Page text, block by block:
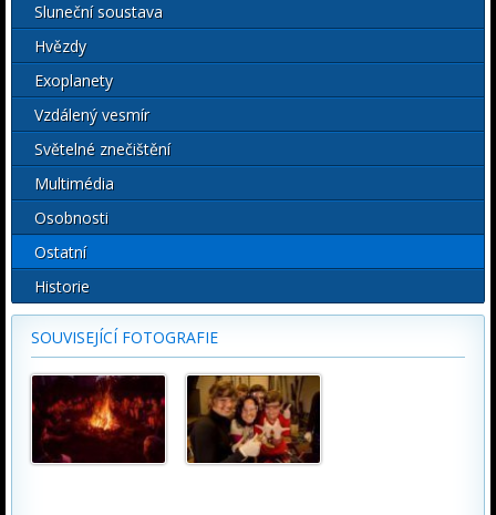
Sluneční soustava
Hvězdy
Exoplanety
Vzdálený vesmír
Světelné znečištění
Multimédia
Osobnosti
Ostatní
Historie
SOUVISEJÍCÍ FOTOGRAFIE